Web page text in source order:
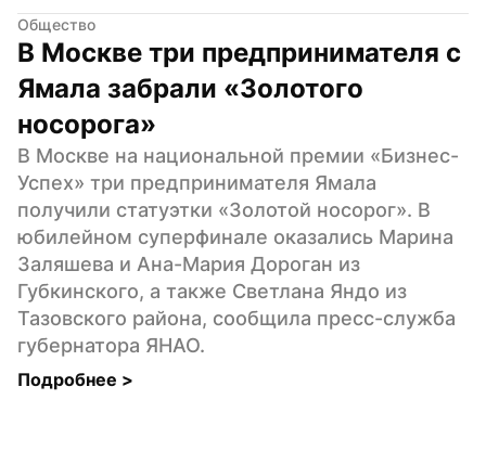
Общество
В Москве три предпринимателя с
Ямала забрали «Золотого
носорога»
В Москве на национальной премии «Бизнес-
Успех» три предпринимателя Ямала
получили статуэтки «Золотой носорог». В
юбилейном суперфинале оказались Марина
Заляшева и Ана-Мария Дороган из
Губкинского, а также Светлана Яндо из
Тазовского района, сообщила пресс-служба
губернатора ЯНАО.
Подробнее >